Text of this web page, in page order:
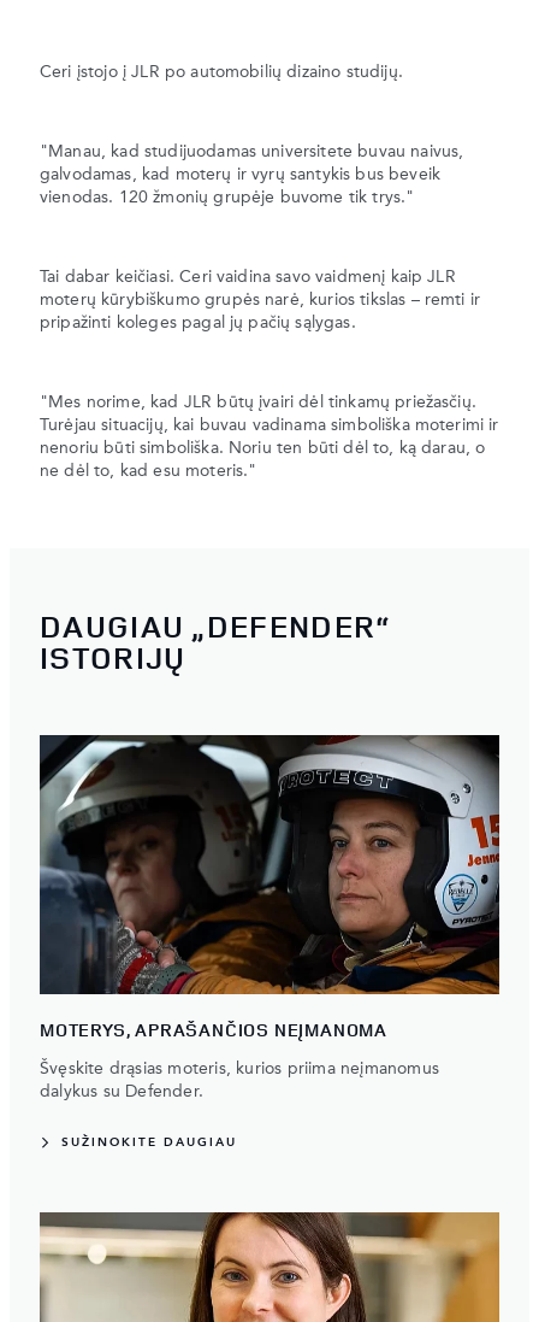
Ceri įstojo į JLR po automobilių dizaino studijų.
"Manau, kad studijuodamas universitete buvau naivus,
galvodamas, kad moterų ir vyrų santykis bus beveik
vienodas. 120 žmonių grupėje buvome tik trys."
Tai dabar keičiasi. Ceri vaidina savo vaidmenį kaip JLR
moterų kūrybiškumo grupės narė, kurios tikslas – remti ir
pripažinti koleges pagal jų pačių sąlygas.
"Mes norime, kad JLR būtų įvairi dėl tinkamų priežasčių.
Turėjau situacijų, kai buvau vadinama simboliška moterimi ir
nenoriu būti simboliška. Noriu ten būti dėl to, ką darau, o
ne dėl to, kad esu moteris."
DAUGIAU „DEFENDER“
ISTORIJŲ
MOTERYS, APRAŠANČIOS NEĮMANOMA
Švęskite drąsias moteris, kurios priima neįmanomus
dalykus su Defender.
SUŽINOKITE DAUGIAU